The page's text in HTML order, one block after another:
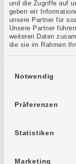
und die Zugriffe auf
geben wir
unsere Partner für
Unsere Partner
weiteren Daten
die sie im Rahmen
Notwendig
Präferenzen
Statistiken
Marketing
Mehr